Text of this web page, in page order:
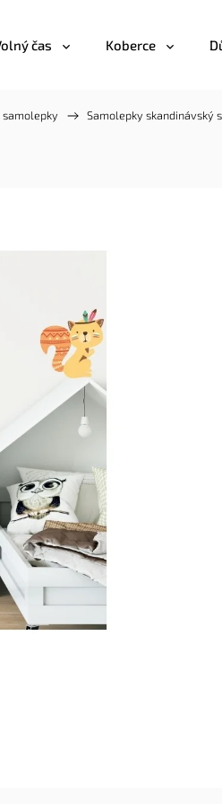
čas Koberce
samolepky / Samolepky skandinávský